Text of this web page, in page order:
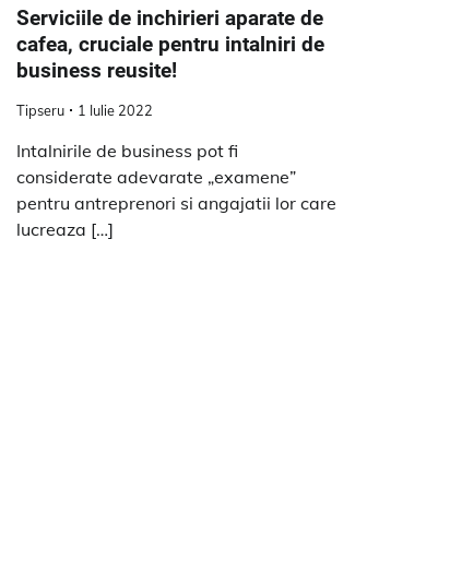
Serviciile de inchirieri aparate de
cafea, cruciale pentru intalniri de
business reusite!
Tipseru 1 Iulie 2022
Intalnirile de business pot fi
considerate adevarate „examene”
pentru antreprenori si angajatii lor care
lucreaza […]